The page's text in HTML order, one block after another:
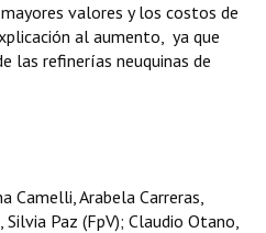
valores y los costos de
al aumento, ya que
las refinerías neuquinas de
Camelli, Arabela Carreras,
Paz (FpV); Claudio Otano,